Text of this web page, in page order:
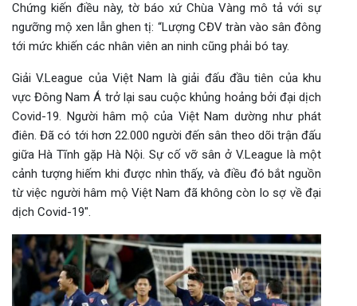
Chứng kiến điều này, tờ báo xứ Chùa Vàng mô tả với sự
ngưỡng mộ xen lẫn ghen tị: “Lượng CĐV tràn vào sân đông
tới mức khiến các nhân viên an ninh cũng phải bó tay.
Giải V.League của Việt Nam là giải đấu đầu tiên của khu
vực Đông Nam Á trở lại sau cuộc khủng hoảng bởi đại dịch
Covid-19. Người hâm mộ của Việt Nam dường như phát
điên. Đã có tới hơn 22.000 người đến sân theo dõi trận đấu
giữa Hà Tĩnh gặp Hà Nội. Sự cố vỡ sân ở V.League là một
cảnh tượng hiếm khi được nhìn thấy, và điều đó bắt nguồn
từ việc người hâm mộ Việt Nam đã không còn lo sợ về đại
dịch Covid-19″.